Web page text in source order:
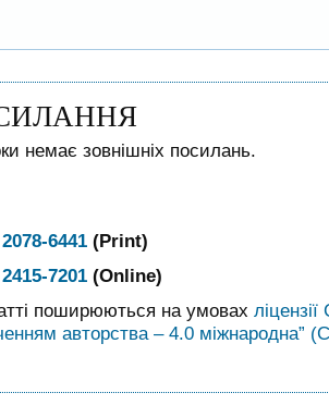
немає зовнішніх посилань.
2078-6441 (Print)
2415-7201 (Online)
поширюються на умовах
авторства – 4.0 міжнародна”